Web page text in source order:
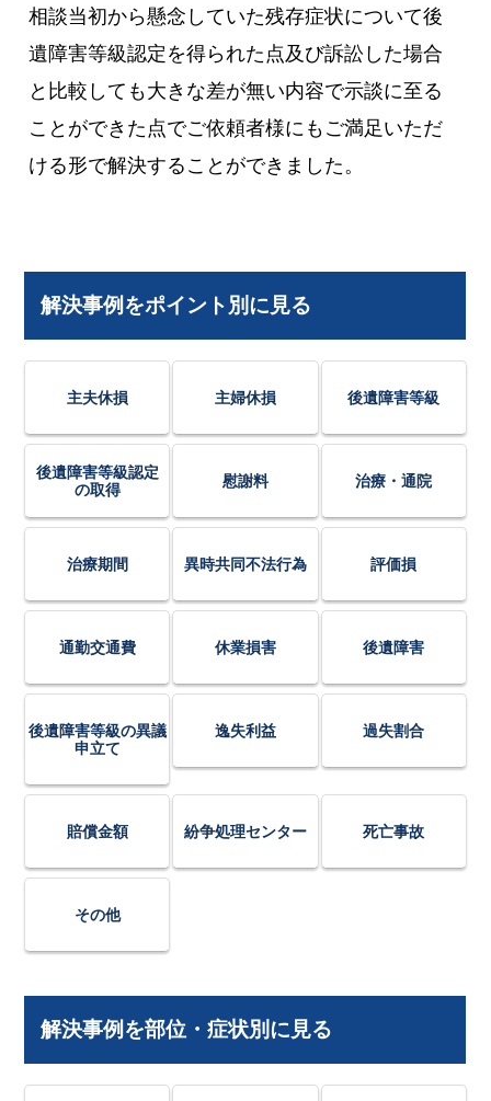
相談当初から懸念していた残存症状について後
遺障害等級認定を得られた点及び訴訟した場合
と比較しても大きな差が無い内容で示談に至る
ことができた点でご依頼者様にもご満足いただ
ける形で解決することができました。
解決事例をポイント別に見る
主夫休損 主婦休損 後遺障害等級
後遺障害等級認定
の取得
慰謝料 治療・通院
治療期間 異時共同不法行為 評価損
通勤交通費 休業損害 後遺障害
後遺障害等級の異議
申立て
逸失利益 過失割合
賠償金額 紛争処理センター 死亡事故
その他
解決事例を部位・症状別に見る